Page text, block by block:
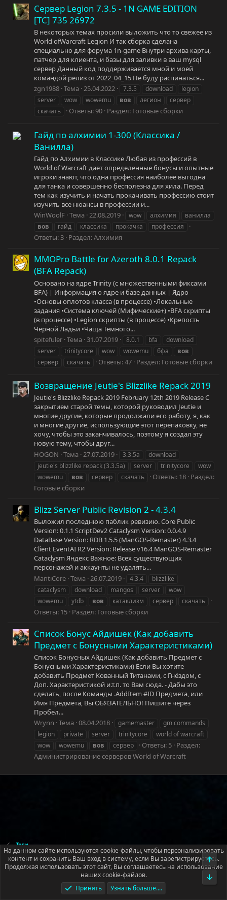
Сервер Legion 7.3.5 - 1N GAME EDITION
[TC] 735 26972
В некоторых темах просили выложить что то свежее из
World ofWarcraft Legion И так сборка сделана
специально для форума 1n-game Внутри архива карты,
патчер для клиента, и базы для заливки в ваш mysql
сервер Данный код поддерживается мной и моей
командой релиз от 2022_04_15 Не буду распинаться...
zgn1988 Тема 25.04.2022 7.3.5 download
legion
server
wow wowemu вов легион
сервер
скачать
Ответы: 90 Раздел: Готовые сборки
Гайд по алхимии 1-300 (Классика /
Ванилла)
Гайд по Алхимии в Классике Любая из профессий в
World of Warcraft дает определенные бонусы и опытные
игроки знают, что одна профессия наиболее выгодна
для танка и совершенно бесполезна для хила. Перед
тем как изучить и начать прокачивать профессию стоит
изучить все нюансы в профессии и...
WinWoolF Тема 22.08.2019 wow алхимия
ванилла
вов
гайд классика прокачка профессия
Ответы: 3 Раздел:Алхимия
MMOPro Battle for Azeroth 8.0.1 Repack
(BFA Repack)
Основано на ядре Trinity (с множественными фиксами
BFA) | Информация о ядре и базе данных | Ядро
•Основы оплотов класса (в процессе) •Локальные
задания •Система ключей (Мифические+) •BFA скрипты
(в процессе) •Legion скрипты (в процессе) •Крепость
Черной Ладьи •Чаща Темного...
spitefuler Тема 31.07.2019 8.0.1 bfa
download
server
trinitycore wow wowemu бфа
вов
сервер
скачать Ответы: 47 Раздел: Готовые сборки
Возвращение Jeutie's Blizzlike Repack 2019
Jeutie's Blizzlike Repack 2019 February 12th 2019 Release С
закрытием старой темы, которой руководил Jeutie и
многие другие, которые продолжали его работу, я, как
и многие другие, использующие этот перепаковку, не
хочу, чтобы это заканчивалось, поэтому я создал эту
новую тему, чтобы друг...
HOGON Тема 27.07.2019 3.3.5a
download
jeutie's blizzlike repack (3.3.5a)
server trinitycore
wow
wowemu
вов сервер скачать Ответы: 18 Раздел:
Готовые сборки
Blizz Server Public Revision 2 - 4.3.4
Выложил последнюю паблик ревизию. Core Public
Version: 0.1.1 ScriptDev2 Cataclysm Version: 0.0.4.9
DataBase Version: RDB 1.5.5 (ManGOS-Remaster) 4.3.4
Client EventAI R2 Version: Release v16.4 ManGOS-Remaster
Cataclysm Яндекс Важное: Всех существующих
персонажей и аккаунты не удалять...
MantiCore Тема 26.07.2019 4.3.4
blizzlike
cataclysm
download mangos server
wow
wowemu
ytdb вов катаклизм сервер скачать
Ответы: 15 Раздел: Готовые сборки
Список Бонус Айдишек (Как добавить
Предмет с Бонусными Характеристиками)
Список Бонусных Айдишек (Как добавить Предмет с
Бонусными Характеристиками) Если Вы хотите
добавить Предмет Кованный Титанами, с Гнёздом, с
Доп. Характеристикой и.т.п. то Вам сюда. - Дабы это
сделать, после Команды .AddItem #ID Предмета, или
Имя Предмета, Вы ОБЯЗАТЕЛЬНО! Пишите через
Пробел...
Wrynn Тема 08.04.2018 gamemaster
gm commands
legion
private server trinitycore
world of warcraft
wow
wowemu вов сервер Ответы: 5 Раздел:
Администрирование серверов World of Warcraft
Теги
Русский (RU)
Условия и правила
Политика конфиденциальности
Помощь
На данном сайте используются cookie-файлы, чтобы персонализировать
контент и сохранить Ваш вход в систему, если Вы зарегистрируетесь.
Продолжая использовать этот сайт, Вы соглашаетесь на использование
наших cookie-файлов.
Принять
Узнать больше....
Верх
Низ